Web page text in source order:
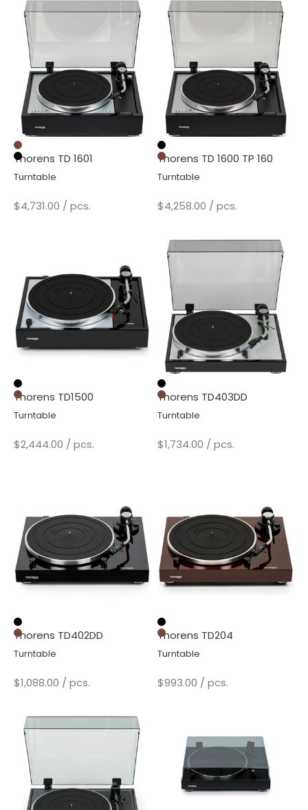
Thorens TD 1601
Turntable
Sale price / pcs.
$4,731.00
Walnut
Black Thorens TD 1600 TP 160
Turntable
Sale price / pcs.
$4,258.00
Black
Walnut
Thorens TD1500
Turntable
Sale price / pcs.
$2,444.00
Black
Walnut Thorens TD403DD
Turntable
Sale price / pcs.
$1,734.00
Black
Walnut
Thorens TD402DD
Turntable
Sale price/ pcs.
$1,088.00
Black
Walnut Thorens TD204
Turntable
Sale price/ pcs.
$993.00
Black
Walnut